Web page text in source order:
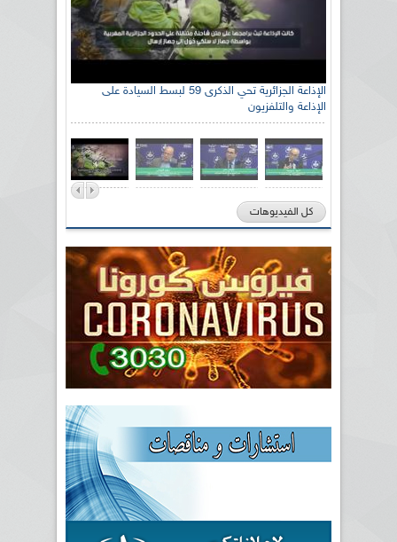
الإذاعة الجزائرية تحي الذكرى 59 لبسط السيادة على
الإذاعة والتلفزيون
كل الفيديوهات